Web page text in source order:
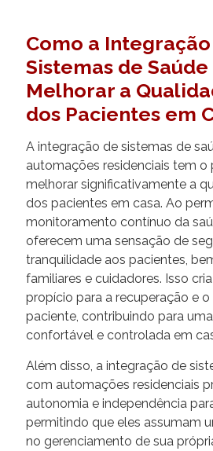
Como a
Sistemas de
Melhorar a
dos Pacientes em
A integração de sistemas de
automações residenciais tem o
melhorar significativamente a
dos pacientes em casa. Ao
monitoramento contínuo da
oferecem uma sensação de
tranquilidade aos pacientes,
familiares e cuidadores. Isso
propício para a recuperação e
paciente, contribuindo para
confortável e controlada em
Além disso, a integração de
com automações residenciais
autonomia e independência
permitindo que eles assumam
no gerenciamento de sua